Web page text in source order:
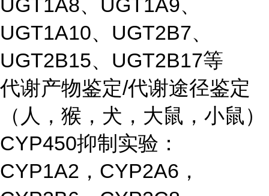
UGT1A8、UGT1A9、
UGT1A10、UGT2B7、
UGT2B15、UGT2B17等
代谢产物鉴定/代谢途径鉴定
（人，猴，犬，大鼠，小鼠）
CYP450抑制实验：
CYP1A2，CYP2A6，